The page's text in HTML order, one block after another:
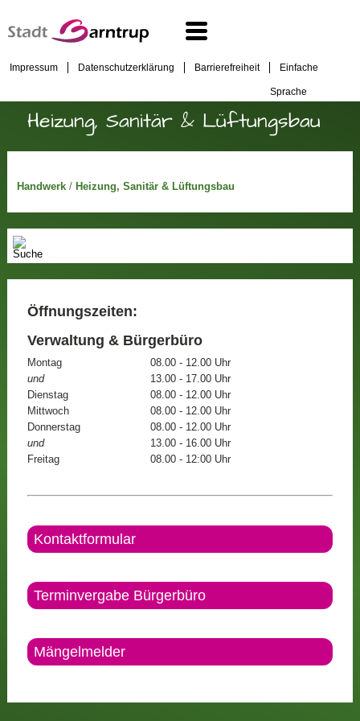
Impressum Datenschutzerklärung Barrierefreiheit Einfache
Sprache
Heizung, Sanitär & Lüftungsbau
Handwerk/ Heizung, Sanitär & Lüftungsbau
Öffnungszeiten:
Verwaltung & Bürgerbüro
Montag
08.00 - 12.00 Uhr
und
13.00 - 17.00 Uhr
Dienstag
08.00 - 12.00 Uhr
Mittwoch
08.00 - 12.00 Uhr
Donnerstag
08.00 - 12.00 Uhr
und
13.00 - 16.00 Uhr
Freitag
08.00 - 12:00 Uhr
Kontaktformular
Terminvergabe Bürgerbüro
Mängelmelder